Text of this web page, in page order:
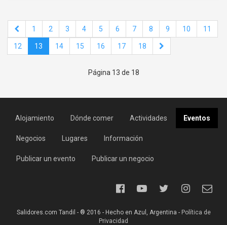
1 2 3 4 5 6 7 8 9 10 11
12 13 14 15 16 17 18
Página 13 de 18
Alojamiento Dónde comer Actividades Eventos
Negocios Lugares Información
Publicar un evento Publicar un negocio
Salidores.com Tandil - ® 2016 - Hecho en Azul, Argentina - Política de
Privacidad